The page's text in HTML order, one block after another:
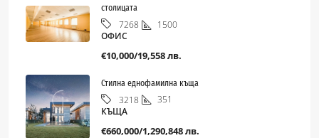
столицата
7268
1500
ОФИС
€10,000/19,558 лв.
Стилна еднофамилна къща
3218
351
КЪЩА
€660,000/1,290,848 лв.